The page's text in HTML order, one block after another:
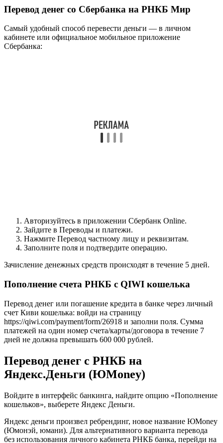
Перевод денег со Сбербанка на РНКБ Мир
Самый удобный способ перевести деньги — в личном
кабинете или официальное мобильное приложение
Сбербанка:
Авторизуйтесь в приложении Сбербанк Online.
Зайдите в Переводы и платежи.
Нажмите Перевод частному лицу и реквизитам.
Заполните поля и подтвердите операцию.
Зачисление денежных средств происходят в течение 5 дней.
Пополнение счета РНКБ с QIWI кошелька
Перевод денег или погашение кредита в банке через личный
счет Киви кошелька: войди на страницу
https://qiwi.com/payment/form/26918 и заполни поля. Сумма
платежей на один номер счета/карты/договора в течение 7
дней не должна превышать 600 000 рублей.
Перевод денег с РНКБ на
Яндекс.Деньги (ЮMoney)
Войдите в интерфейс банкинга, найдите опцию «Пополнение
кошельков», выберете Яндекс Деньги.
Яндекс деньги произвел ребрендинг, новое название ЮMoney
(Юмонэй, юмани). Для альтернативного варианта перевода
без использования личного кабинета РНКБ банка, перейди на